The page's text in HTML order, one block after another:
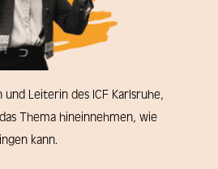
und Leiterin des ICF Karlsruhe,
Thema hineinnehmen, wie
kann.